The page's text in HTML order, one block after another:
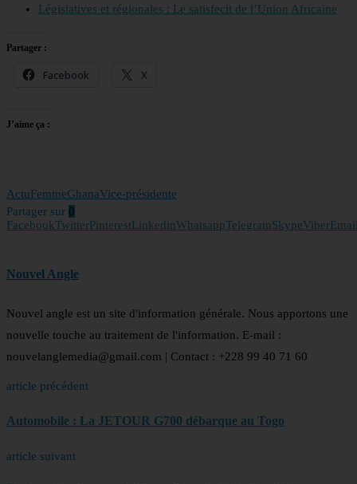
Législatives et régionales : Le satisfecit de l’Union Africaine
Partager :
Facebook X
J’aime ça :
ActuFemmeGhanaVice-présidente
Partager sur 0
FacebookTwitterPinterestLinkedinWhatsappTelegramSkypeViber
Nouvel Angle
Nouvel angle est un site d'information générale. Nous apportons une
nouvelle touche au traitement de l'information. E-mail :
nouvelanglemedia@gmail.com | Contact : +228 99 40 71 60
article précédent
Automobile : La JETOUR G700 débarque au Togo
article suivant